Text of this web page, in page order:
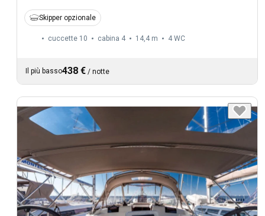
Skipper opzionale
cuccette 10 cabina 4 14,4 m 4 WC
Il più basso438 € / notte